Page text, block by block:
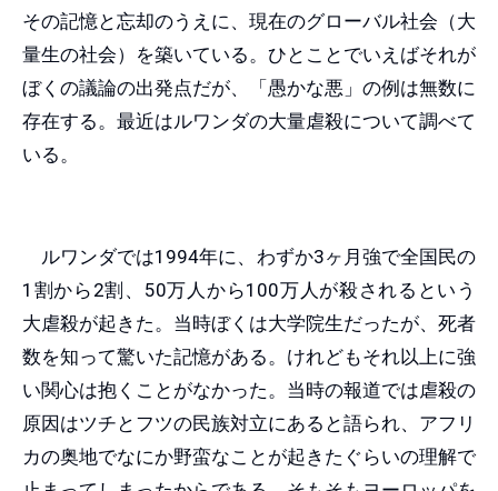
その記憶と忘却のうえに、現在のグローバル社会（大
量生の社会）を築いている。ひとことでいえばそれが
ぼくの議論の出発点だが、「愚かな悪」の例は無数に
存在する。最近はルワンダの大量虐殺について調べて
いる。
ルワンダでは1994年に、わずか3ヶ月強で全国民の
1割から2割、50万人から100万人が殺されるという
大虐殺が起きた。当時ぼくは大学院生だったが、死者
数を知って驚いた記憶がある。けれどもそれ以上に強
い関心は抱くことがなかった。当時の報道では虐殺の
原因はツチとフツの民族対立にあると語られ、アフリ
カの奥地でなにか野蛮なことが起きたぐらいの理解で